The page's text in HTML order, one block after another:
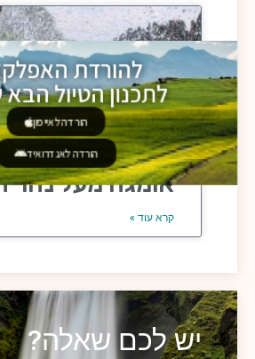
אומגה מעל נהר
קרא עוד »
יש לכם שאלה?
להורדת
לתכנון הטיול
הורדה לאייפון
הורדה לאנדרואיד